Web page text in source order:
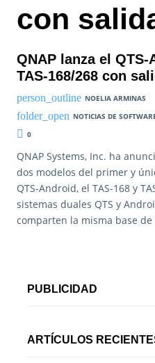
con
QNAP lanza el
TAS-168/268 con
NOELIA ARMINAS
NOTICIAS DE
0
QNAP Systems, Inc. ha
dos modelos del primer y
QTS-Android, el TAS-168 y
sistemas duales QTS y
comparten la misma base
PUBLICIDAD
ARTÍCULOS